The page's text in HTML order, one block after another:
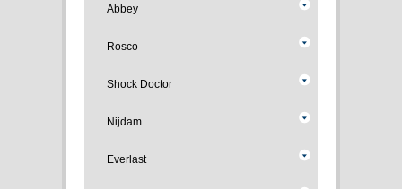
Abbey
Rosco
Shock Doctor
Nijdam
Everlast